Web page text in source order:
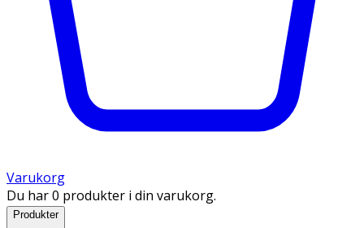
Varukorg
Du har 0 produkter i din varukorg.
Produkter